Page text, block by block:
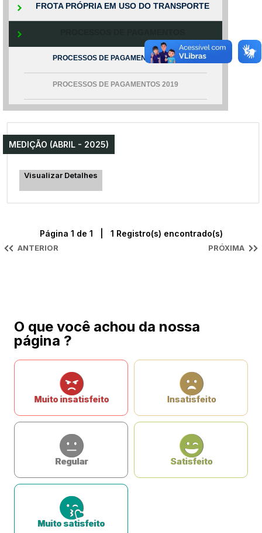
FROTA PRÓPRIA EM USO DO TRANSPORTE
PROCESSOS DE PAGAMENTOS 2025
PROCESSOS DE PAGAMENTOS 2019
MEDIÇÃO (ABRIL - 2025)
Visualizar Detalhes
ANTERIOR
Página 1 de 1 | 1 Registro(s) encontrado(s)
PRÓXIMA
O que você achou da nossa
página ?
Muito insatisfeito Insatisfeito
Regular Satisfeito
Muito satisfeito